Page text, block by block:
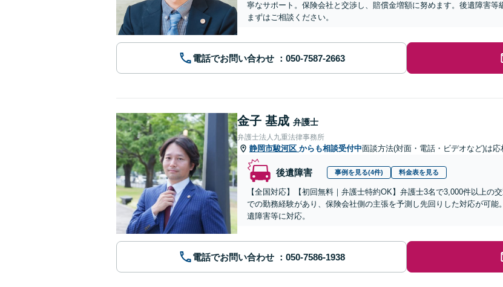
寧なサポート。保険会社と交渉し、賠償金増額に努めます。後遺障害
まずはご相談ください。
電話でお問い合わせ
金子 基成 弁護士
弁護士法人九重法律事務所
静岡市駿河区 からも相談受付中面談方法(対面・電話・ビデオなど)は応
後遺障害 事例を見る(4件) 料金表を見る
【全国対応】【初回無料｜弁護士特約OK】弁護士3名で3,000件以上の
での勤務経験があり、保険会社側の主張を予測し先回りした対応が可
遺障害等に対応。
電話でお問い合わせ